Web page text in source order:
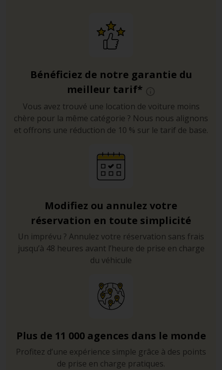
Bénéficiez de notre garantie du
meilleur tarif*
Vous avez trouvé une location de voiture moins
chère pour la même catégorie ? Nous nous alignons
et offrons une réduction de 10 % sur le tarif de base.
Modifiez ou annulez votre
réservation en toute simplicité
Un imprévu ? Annulez votre réservation sans frais
jusqu’à 48 heures avant l’heure de prise en charge
du véhicule
Plus de 11 000 agences dans le monde
Profitez d’une expérience simple grâce à des points
de prise en charge pratiques.